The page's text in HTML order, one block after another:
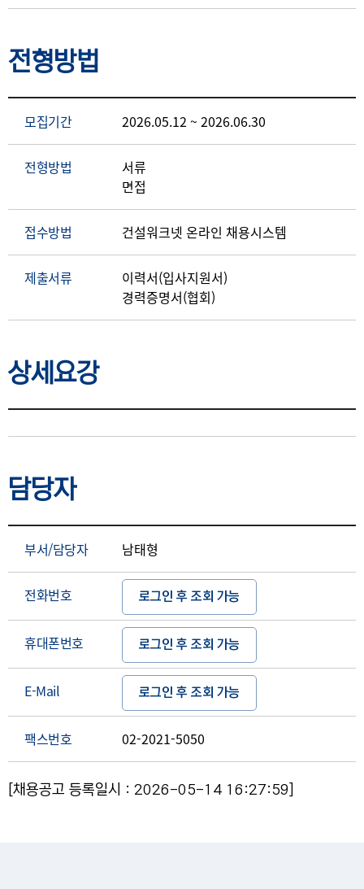
전형방법
모집기간 2026.05.12 ~ 2026.06.30
전형방법
서류
면접
접수방법 건설워크넷 온라인 채용시스템
제출서류
이력서(입사지원서)
경력증명서(협회)
상세요강
상세요강
담당자
부서/담당자 남태형
전화번호 로그인 후 조회 가능
휴대폰번호 로그인 후 조회 가능
E-Mail 로그인 후 조회 가능
팩스번호 02-2021-5050
[채용공고 등록일시 : 2026-05-14 16:27:59]